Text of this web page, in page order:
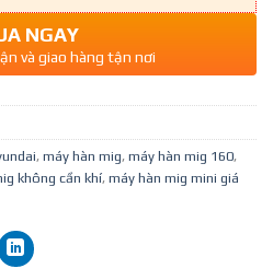
NGAY
và giao hàng tận nơi
, máy hàn mig, máy hàn mig 160,
không cần khí, máy hàn mig mini giá